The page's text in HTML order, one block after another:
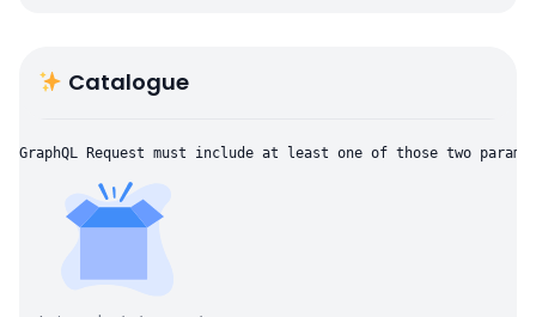
Catalogue
GraphQL Request must include at least one of those two